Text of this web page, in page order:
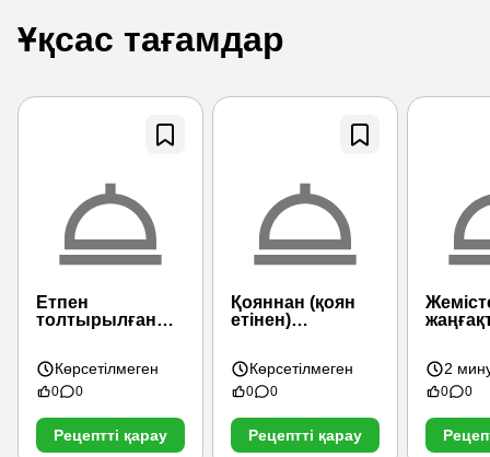
Ұқсас тағамдар
Етпен
толтырылған
Көрсетілмеген
0 0
Рецептті қарау
Қояннан (қоян
етінен)
Көрсетілмеген
0 0
Рецептті қарау
2
0 0